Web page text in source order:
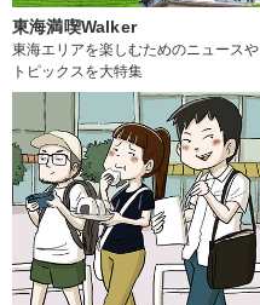
東海満喫Walker
東海エリアを楽しむためのニュースや
トピックスを大特集